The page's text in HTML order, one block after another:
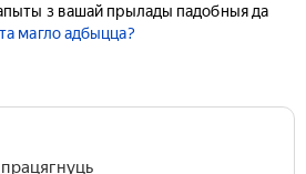
з вашай прылады падобныя да
магло адбыцца?
працягнуць